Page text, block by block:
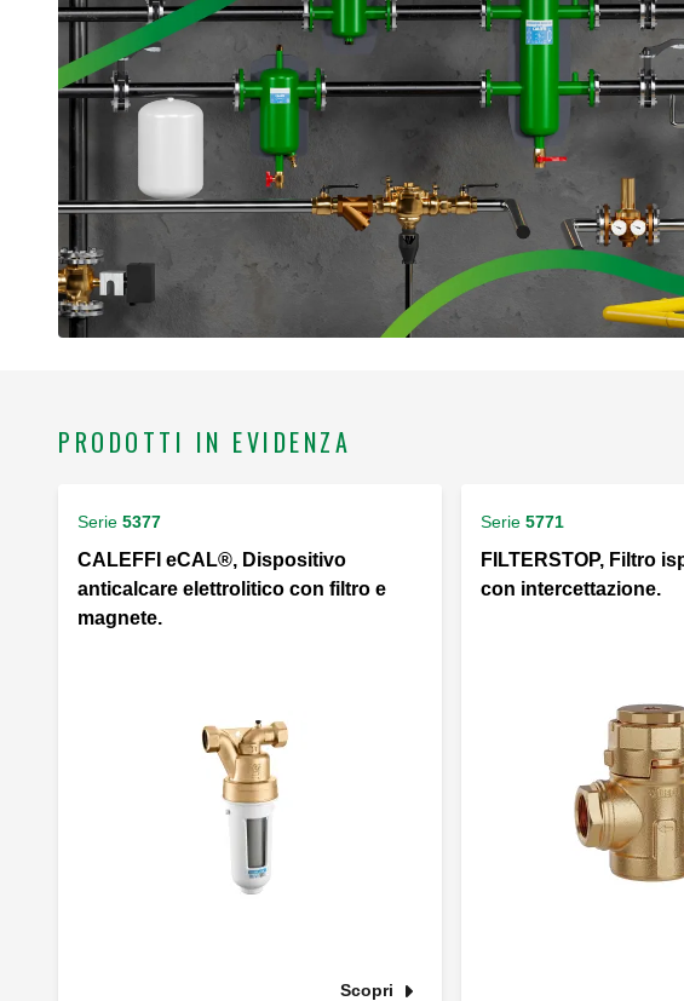
PRODOTTI IN EVIDENZA
Serie 5377
CALEFFI eCAL®, Dispositivo
anticalcare elettrolitico con filtro e
magnete.
Scopri
Serie 5771
FILTERSTOP, Filtro
con intercettazione.